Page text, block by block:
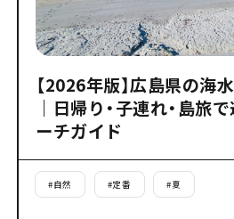
【2026年版】広島県の海
｜日帰り・子連れ・島旅
ーチガイド
#自然 #定番 #夏